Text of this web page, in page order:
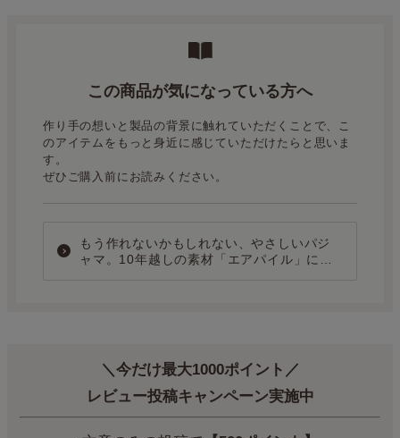
この商品が気になっている方へ
作り手の想いと製品の背景に触れていただくことで、こ
のアイテムをもっと身近に感じていただけたらと思いま
す。
ぜひご購入前にお読みください。
もう作れないかもしれない、やさしいパジ
ャマ。10年越しの素材「エアパイル」に込
＼今だけ最大1000ポイント／
レビュー投稿キャンペーン実施中